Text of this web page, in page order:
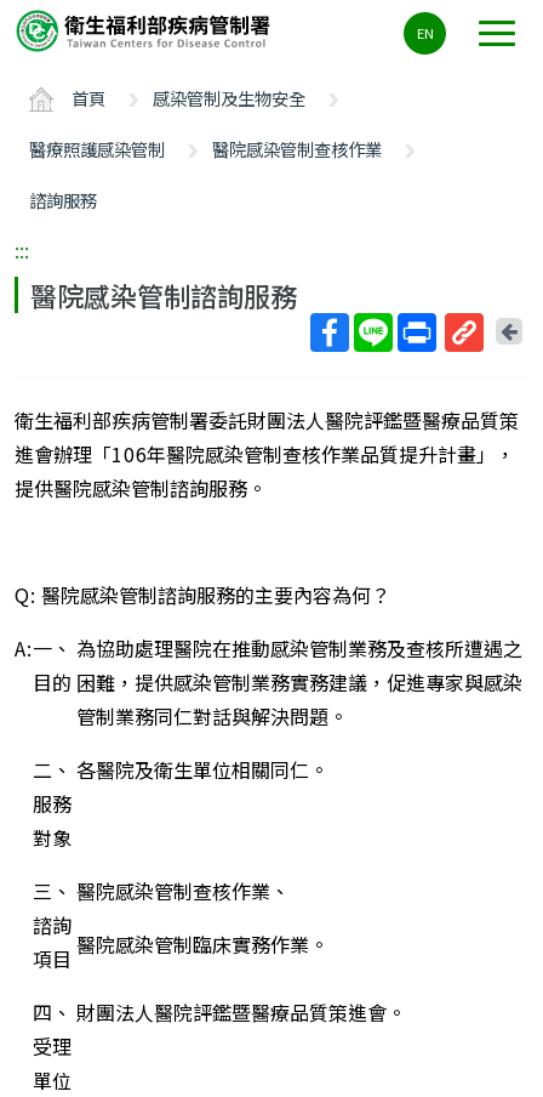
要
ALT+C
EN
首頁
感染管制及生物安全
醫療照護感染管制
醫院感染管制查核作業
諮詢服務
:::
醫院感染管制諮詢服務
短
網
回
衛生福利部疾病管制署委託財團法人醫院評鑑暨醫療品質策
進會辦理「106年醫院感染管制查核作業品質提升計畫」，
提供醫院感染管制諮詢服務。
Q:醫院感染管制諮詢服務的主要內容為何？
A:一、
目的
為協助處理醫院在推動感染管制業務及查核所遭遇之
困難，提供感染管制業務實務建議，促進專家與感染
管制業務同仁對話與解決問題。
二、
服務
對象
各醫院及衛生單位相關同仁。
三、
諮詢
項目
醫院感染管制查核作業、
醫院感染管制臨床實務作業。
四、
受理
單位
財團法人醫院評鑑暨醫療品質策進會。